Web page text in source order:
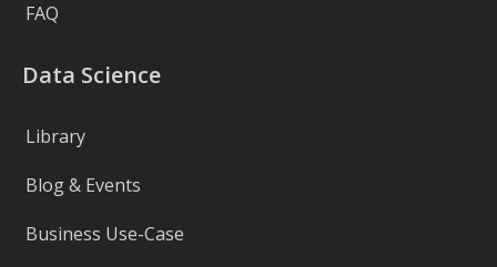
FAQ
Data Science
Library
Blog & Events
Business Use-Case